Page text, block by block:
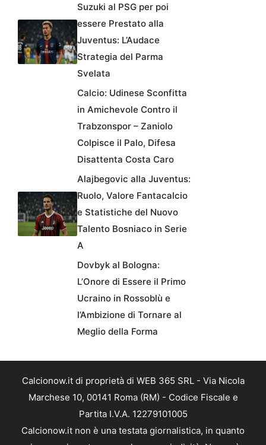
Suzuki al PSG per poi
essere Prestato alla
Juventus: L’Audace
Strategia del Parma
Svelata
Calcio: Udinese Sconfitta
in Amichevole Contro il
Trabzonspor – Zaniolo
Colpisce il Palo, Difesa
Disattenta Costa Caro
Alajbegovic alla Juventus:
Ruolo, Valore Fantacalcio
e Statistiche del Nuovo
Talento Bosniaco in Serie
A
Dovbyk al Bologna:
L’Onore di Essere il Primo
Ucraino in Rossoblù e
l’Ambizione di Tornare al
Meglio della Forma
Calcionow.it di proprietà di WEB 365 SRL - Via Nicola
Marchese 10, 00141 Roma (RM) - Codice Fiscale e
Partita I.V.A. 12279101005
Calcionow.it non è una testata giornalistica, in quanto